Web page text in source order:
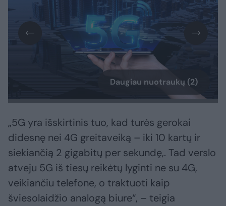
Daugiau nuotraukų (2)
„5G yra išskirtinis tuo, kad turės gerokai
didesnę nei 4G greitaveiką – iki 10 kartų ir
siekiančią 2 gigabitų per sekundę,. Tad verslo
atveju 5G iš tiesų reikėtų lyginti ne su 4G,
veikiančiu telefone, o traktuoti kaip
šviesolaidžio analogą biure“, – teigia